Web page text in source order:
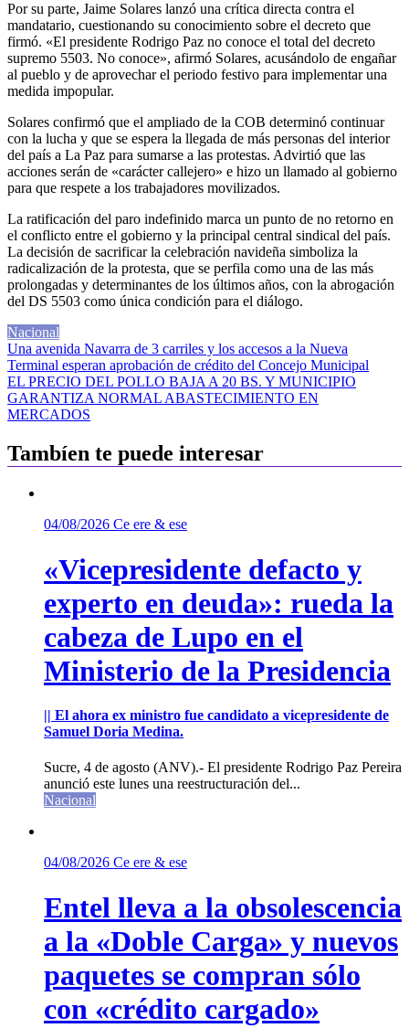
Por su parte, Jaime Solares lanzó una crítica directa contra el
mandatario, cuestionando su conocimiento sobre el decreto que
firmó. «El presidente Rodrigo Paz no conoce el total del decreto
supremo 5503. No conoce», afirmó Solares, acusándolo de engañar
al pueblo y de aprovechar el periodo festivo para implementar una
medida impopular.
Solares confirmó que el ampliado de la COB determinó continuar
con la lucha y que se espera la llegada de más personas del interior
del país a La Paz para sumarse a las protestas. Advirtió que las
acciones serán de «carácter callejero» e hizo un llamado al gobierno
para que respete a los trabajadores movilizados.
La ratificación del paro indefinido marca un punto de no retorno en
el conflicto entre el gobierno y la principal central sindical del país.
La decisión de sacrificar la celebración navideña simboliza la
radicalización de la protesta, que se perfila como una de las más
prolongadas y determinantes de los últimos años, con la abrogación
del DS 5503 como única condición para el diálogo.
Nacional
Navegación
de
entradas
Una avenida Navarra de 3 carriles y los accesos a la Nueva
Terminal esperan aprobación de crédito del Concejo Municipal
EL PRECIO DEL POLLO BAJA A 20 BS. Y MUNICIPIO
GARANTIZA NORMAL ABASTECIMIENTO EN
MERCADOS
Tambíen te puede interesar
04/08/2026 Ce ere & ese
«Vicepresidente defacto y
experto en deuda»: rueda la
cabeza de Lupo en el
Ministerio de la Presidencia
|| El ahora ex ministro fue candidato a vicepresidente de
Samuel Doria Medina.
Sucre, 4 de agosto (ANV).- El presidente Rodrigo Paz Pereira
anunció este lunes una reestructuración del...
Nacional
04/08/2026 Ce ere & ese
Entel lleva a la obsolescencia
a la «Doble Carga» y nuevos
paquetes se compran sólo
con «crédito cargado»